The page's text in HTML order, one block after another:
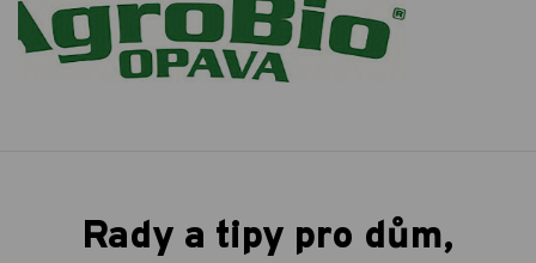
Rady a tipy pro dům,